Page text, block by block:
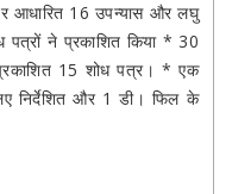
आधारित 16 उपन्यास और लघु
ने प्रकाशित किया * 30
15 शोध पत्र। * एक
निर्देशित और 1 डी। फिल के